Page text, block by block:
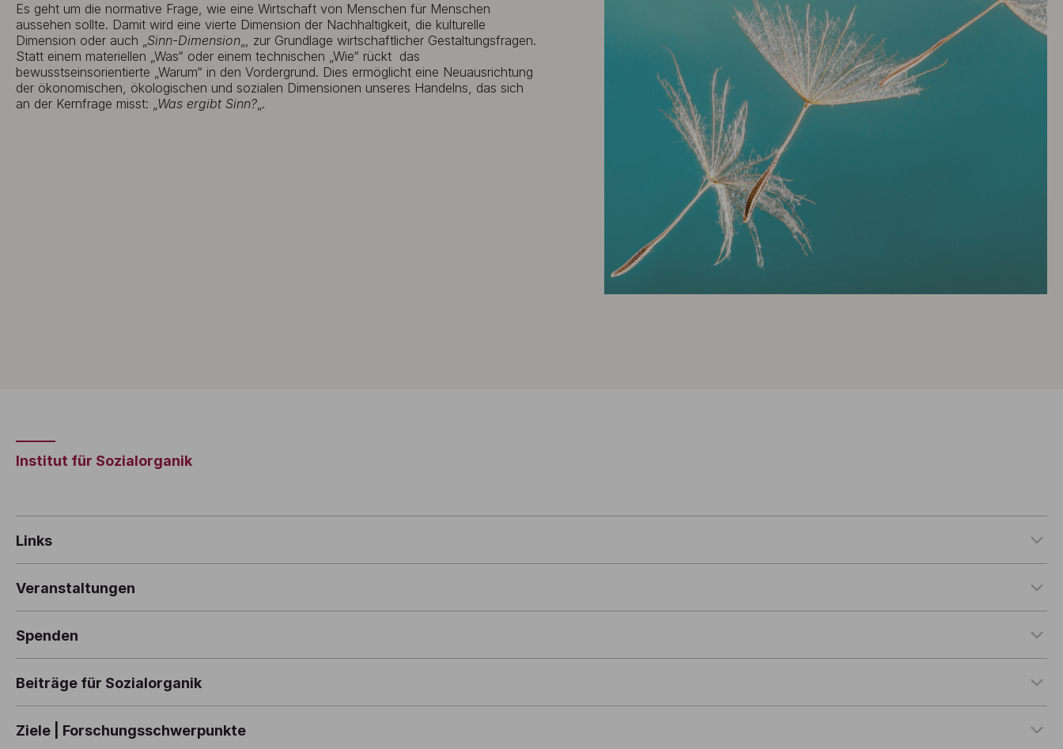
Es geht um die normative Frage, wie eine Wirtschaft von Menschen für Menschen
aussehen sollte. Damit wird eine vierte Dimension der Nachhaltigkeit, die kulturelle
Dimension oder auch „Sinn-Dimension„, zur Grundlage wirtschaftlicher Gestaltungsfragen.
Statt einem materiellen „Was“ oder einem technischen „Wie“ rückt das
bewusstseinsorientierte „Warum“ in den Vordergrund. Dies ermöglicht eine Neuausrichtung
der ökonomischen, ökologischen und sozialen Dimensionen unseres Handelns, das sich
an der Kernfrage misst: „Was ergibt Sinn?„.
Institut für Sozialorganik
Links
Veranstaltungen
Spenden
Beiträge für Sozialorganik
Ziele | Forschungsschwerpunkte